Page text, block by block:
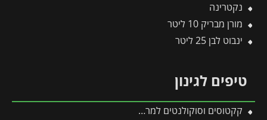
נקטרינה
מורן מבריק 10 ליטר
ינבוט לבן 25 ליטר
טיפים לגינון
קקטוסים וסוקולנטים למרפסת